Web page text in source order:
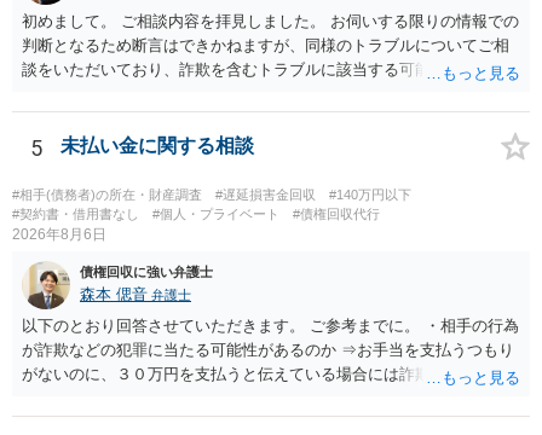
初めまして。 ご相談内容を拝見しました。 お伺いする限りの情報での
判断となるため断言はできかねますが、同様のトラブルについてご相
談をいただいており、詐欺を含むトラブルに該当する可能性があるで
ります。 お金を渡した方法が現金手渡しではなく、指定口座への振込
であるならば、相手方の身元を特定できる可能性もあるでしょう。 い
ずれにせよ、まずは速やかに最寄りの警察署に被害相談に行くことを
お勧めします。
5 未払い金に関する相談
#相手(債務者)の所在・財産調査 #遅延損害金回収
#140万円以下
#契約書・借用書なし
#個人・プライベート #債権回収代行
2026年8月6日
債権回収に強い弁護士
森本 偲音 弁護士
以下のとおり回答させていただきます。 ご参考までに。 ・相手の行為
が詐欺などの犯罪に当たる可能性があるのか ⇒お手当を支払うつもり
がないのに、３０万円を支払うと伝えている場合には詐欺罪に該当す
段が取れるのか ⇒契約に基づく履行請求として３０万円を請求するこ